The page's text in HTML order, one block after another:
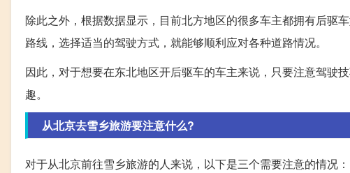
除此之外，根据数据显示，目前北方地区的很多车主都拥有后驱
路线，选择适当的驾驶方式，就能够顺利应对各种道路情况。
因此，对于想要在东北地区开后驱车的车主来说，只要注意驾驶
趣。
从北京去雪乡旅游要注意什么?
对于从北京前往雪乡旅游的人来说，以下是三个需要注意的情况：